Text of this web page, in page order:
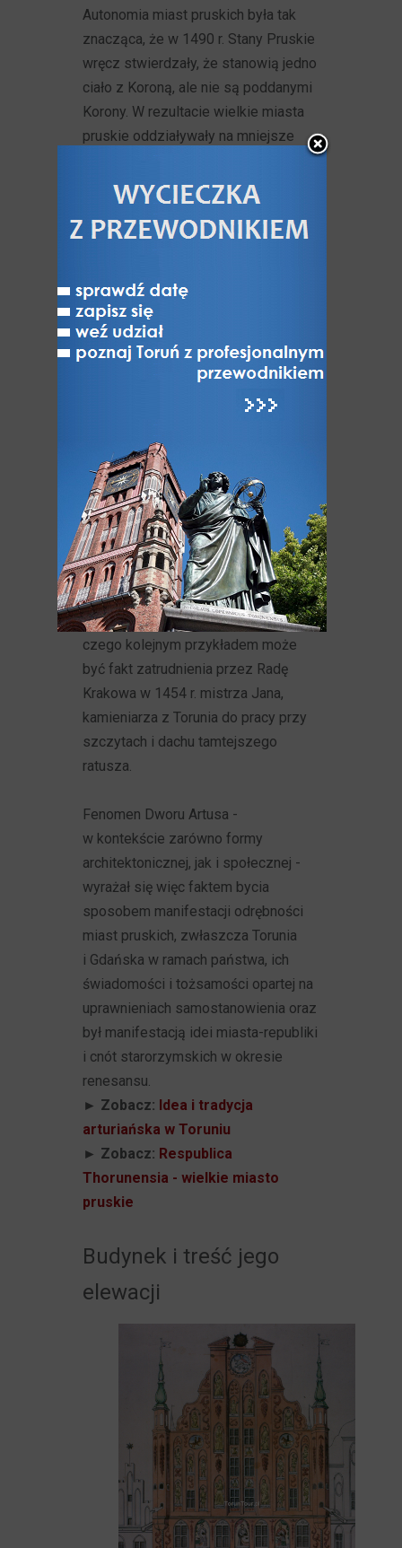
Autonomia miast pruskich była tak
znacząca, że w 1490 r. Stany Pruskie
wręcz stwierdzały, że stanowią jedno
ciało z Koroną, ale nie są poddanymi
Korony. W rezultacie wielkie miasta
pruskie oddziaływały na mniejsze
Książęcych i Królestwa Polskiego.
Stanowiły niedościgniony wzór
do naśladowania, również dla
imponowały od XIV w. pruskie miasta
hanzeatyckie. Kraków sięgał
do tutejszych wzorów, czego
przykładem może być tamtejszy dom
przy Rynku Głównym 7, który
w wyniku badań historycznych został
kupieckiej oparty przestrzennie na
modelu Dworu Artusa. Jednak
zabrakło w mieszczaństwie
Krakowa idei, etosu arturiańskiego,
wszak miasto to funkcjonowało
w odmiennym kręgu kulturowym.
Próbowano jedynie naśladować
wizualne i estetyczne środki wyrazu,
czego kolejnym przykładem może
być fakt zatrudnienia przez Radę
Krakowa w 1454 r. mistrza Jana,
kamieniarza z Torunia do pracy przy
szczytach i dachu tamtejszego
ratusza.
Fenomen Dworu Artusa -
w kontekście zarówno formy
architektonicznej, jak i społecznej -
wyrażał się więc faktem bycia
sposobem manifestacji odrębności
miast pruskich, zwłaszcza Torunia
i Gdańska w ramach państwa, ich
świadomości i tożsamości opartej na
uprawnieniach samostanowienia oraz
był manifestacją idei miasta-republiki
i cnót starorzymskich w okresie
renesansu.
► Zobacz: Idea i tradycja
arturiańska w Toruniu
► Zobacz: Respublica
Thorunensia - wielkie miasto
pruskie
Budynek i treść jego
elewacji